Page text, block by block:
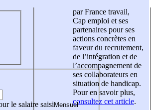
le salaire saisi
par France travail,
Cap emploi et ses
partenaires pour ses
actions concrètes en
faveur du recrutement,
de l’intégration et de
l’accompagnement de
ses collaborateurs en
situation de handicap.
Pour en savoir plus,
consultez cet article.